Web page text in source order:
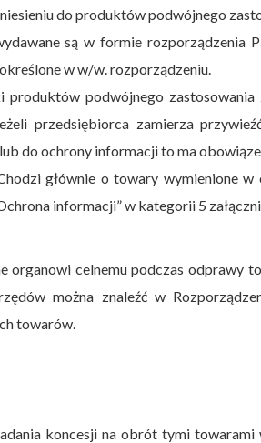
do produktów podwójnego
są w formie rozporządzenia
w w/w. rozporządzeniu.
podwójnego zastosowania
przedsiębiorca zamierza
do ochrony informacji to ma
głównie o towary wymienione w
informacji” w kategorii 5
organowi celnemu podczas odprawy
można znaleźć w
towarów.
koncesji na obrót tymi